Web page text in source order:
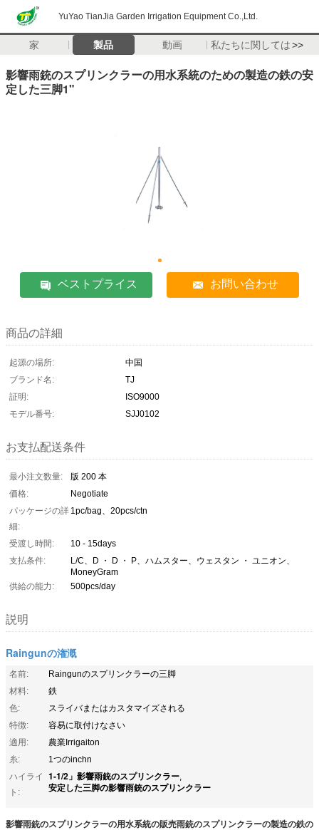
YuYao TianJia Garden Irrigation Equipment Co.,Ltd.
家 製品 動画 私たちに関しては>>
影響雨銃のスプリンクラーの用水系統のための製造の鉄の安
定した三脚1"
ベストプライス お問い合わせ
商品の詳細
起源の場所:
中国
ブランド名:
TJ
証明:
ISO9000
モデル番号:
SJJ0102
お支払配送条件
最小注文数量:
版 200 本
価格:
Negotiate
パッケージの詳
細:
1pc/bag、20pcs/ctn
受渡し時間:
10 - 15days
支払条件:
L/C、D ・ D ・ P、ハムスター、ウェスタン ・ ユニオン、
MoneyGram
供給の能力:
500pcs/day
説明
Raingunの潅漑
名前:
Raingunのスプリンクラーの三脚
材料:
鉄
色:
スライバまたはカスタマイズされる
特徴:
容易に取付けなさい
適用:
農業Irrigaiton
糸:
1つのinchn
ハイライ
ト:
1-1/2」影響雨銃のスプリンクラー,
安定した三脚の影響雨銃のスプリンクラー
影響雨銃のスプリンクラーの用水系統の販売雨銃のスプリンクラーの製造の鉄の